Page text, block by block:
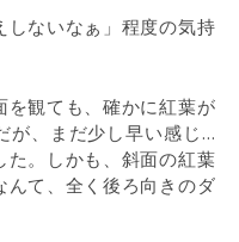
しないなぁ」程度の気持
を観ても、確かに紅葉が
が、まだ少し早い感じ…
た。しかも、斜面の紅葉
んて、全く後ろ向きのダ